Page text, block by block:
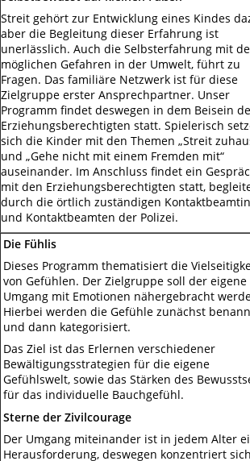
Streit gehört zur Entwicklung eines Kindes
aber die Begleitung dieser Erfahrung ist
unerlässlich. Auch die Selbsterfahrung mit
möglichen Gefahren in der Umwelt, führt zu
Fragen. Das familiäre Netzwerk ist für diese
Zielgruppe erster Ansprechpartner. Unser
Programm findet deswegen in dem Beisein
Erziehungsberechtigten statt. Spielerisch
sich die Kinder mit den Themen „Streit
und „Gehe nicht mit einem Fremden mit“
auseinander. Im Anschluss findet ein
mit den Erziehungsberechtigten statt,
durch die örtlich zuständigen
und Kontaktbeamten der Polizei.
Die Fühlis
Dieses Programm thematisiert die
von Gefühlen. Der Zielgruppe soll der eigene
Umgang mit Emotionen nähergebracht
Hierbei werden die Gefühle zunächst
und dann kategorisiert.
Das Ziel ist das Erlernen verschiedener
Bewältigungsstrategien für die eigene
Gefühlswelt, sowie das Stärken des
für das individuelle Bauchgefühl.
Sterne der Zivilcourage
Der Umgang miteinander ist in jedem Alter
Herausforderung, deswegen konzentriert